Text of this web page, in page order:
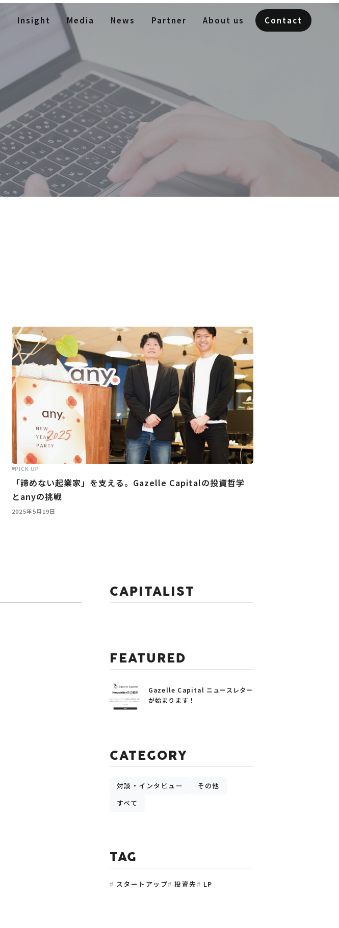
Insight Media News Partner About us Contact
PICK UP
「諦めない起業家」を支える。Gazelle Capitalの投資哲学
とanyの挑戦
2025年5月19日
CAPITALIST
FEATURED
Gazelle Capital ニュースレター
が始まります！
CATEGORY
対談・インタビュー
その他
すべて
TAG
スタートアップ 投資先 LP